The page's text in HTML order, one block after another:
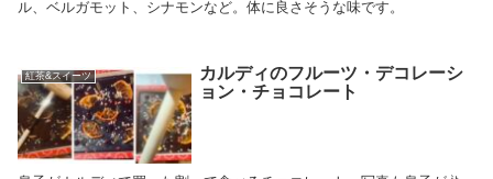
ル、ベルガモット、シナモンなど。体に良さそうな味です。
紅茶&スイーツ
カルディのフルーツ・デコレーシ
ョン・チョコレート